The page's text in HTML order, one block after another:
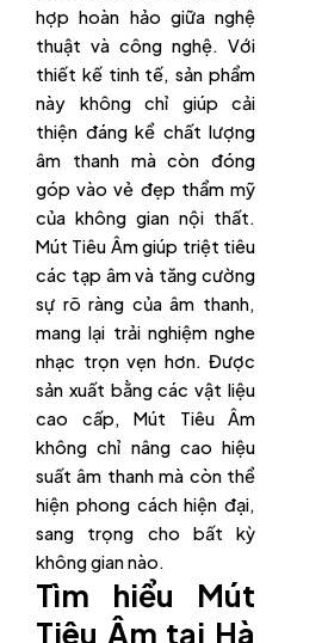
hợp hoàn hảo giữa nghệ
thuật và công nghệ. Với
thiết kế tinh tế, sản phẩm
này không chỉ giúp cải
thiện đáng kể chất lượng
âm thanh mà còn đóng
góp vào vẻ đẹp thẩm mỹ
của không gian nội thất.
Mút Tiêu Âm giúp triệt tiêu
các tạp âm và tăng cường
sự rõ ràng của âm thanh,
mang lại trải nghiệm nghe
nhạc trọn vẹn hơn. Được
sản xuất bằng các vật liệu
cao cấp, Mút Tiêu Âm
không chỉ nâng cao hiệu
suất âm thanh mà còn thể
hiện phong cách hiện đại,
sang trọng cho bất kỳ
không gian nào.
Tìm hiểu Mút
Tiêu Âm tại Hà